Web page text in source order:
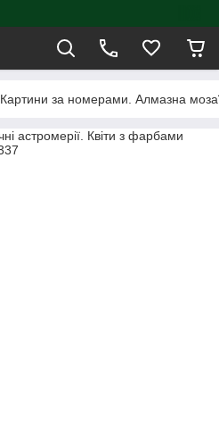
Картини за номерами. Алмазна